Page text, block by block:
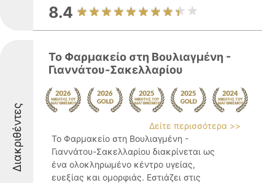
8.4
Διακριθέντες
Το Φαρμακείο στη Βουλιαγμένη -
Γιαννάτου-Σακελλαρίου
Δείτε περισσότερα >>
Το Φαρμακείο στη Βουλιαγμένη -
Γιαννάτου-Σακελλαρίου διακρίνεται ως
ένα ολοκληρωμένο κέντρο υγείας,
ευεξίας και ομορφιάς. Εστιάζει στις